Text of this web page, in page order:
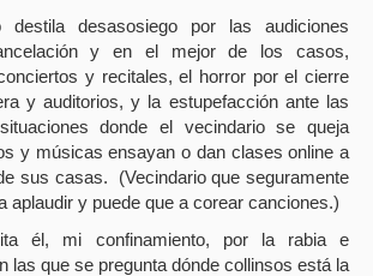
destila desasosiego por las audiciones
y en el mejor de los casos,
y recitales, el horror por el cierre
y auditorios, y la estupefacción ante las
donde el vecindario se queja
y músicas ensayan o dan clases online a
sus casas.
(Vecindario que seguramente
aplaudir y puede que a corear canciones.)
él, mi confinamiento, por la rabia e
las que se pregunta dónde collinsos está la